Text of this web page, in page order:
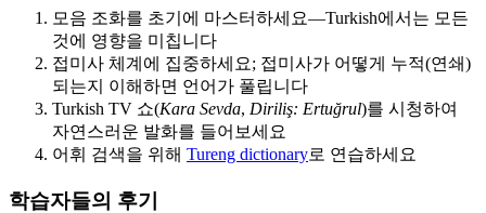
모음 조화를 초기에 마스터하세요—Turkish에서는 모든
것에 영향을 미칩니다
접미사 체계에 집중하세요; 접미사가 어떻게 누적(연쇄)
되는지 이해하면 언어가 풀립니다
Turkish TV 쇼(Kara Sevda, Diriliş: Ertuğrul)를 시청하여
자연스러운 발화를 들어보세요
어휘 검색을 위해 Tureng dictionary로 연습하세요
학습자들의 후기